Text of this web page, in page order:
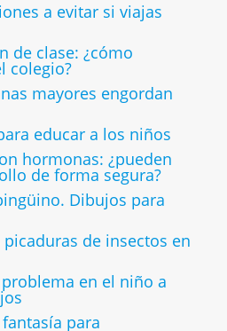
a evitar si viajas
de clase: ¿cómo
colegio?
mayores engordan
educar a los niños
hormonas: ¿pueden
de forma segura?
Dibujos para
de insectos en
en el niño a
para